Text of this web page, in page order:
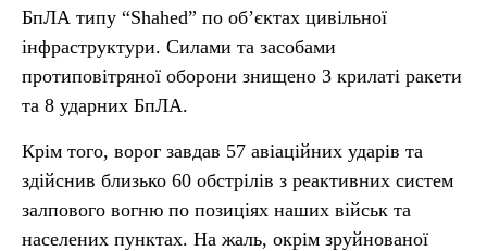
БпЛА типу “Shahed” по об’єктах цивільної
інфраструктури. Силами та засобами
протиповітряної оборони знищено 3 крилаті ракети
та 8 ударних БпЛА.
Крім того, ворог завдав 57 авіаційних ударів та
здійснив близько 60 обстрілів з реактивних систем
залпового вогню по позиціях наших військ та
населених пунктах. На жаль, окрім зруйнованої